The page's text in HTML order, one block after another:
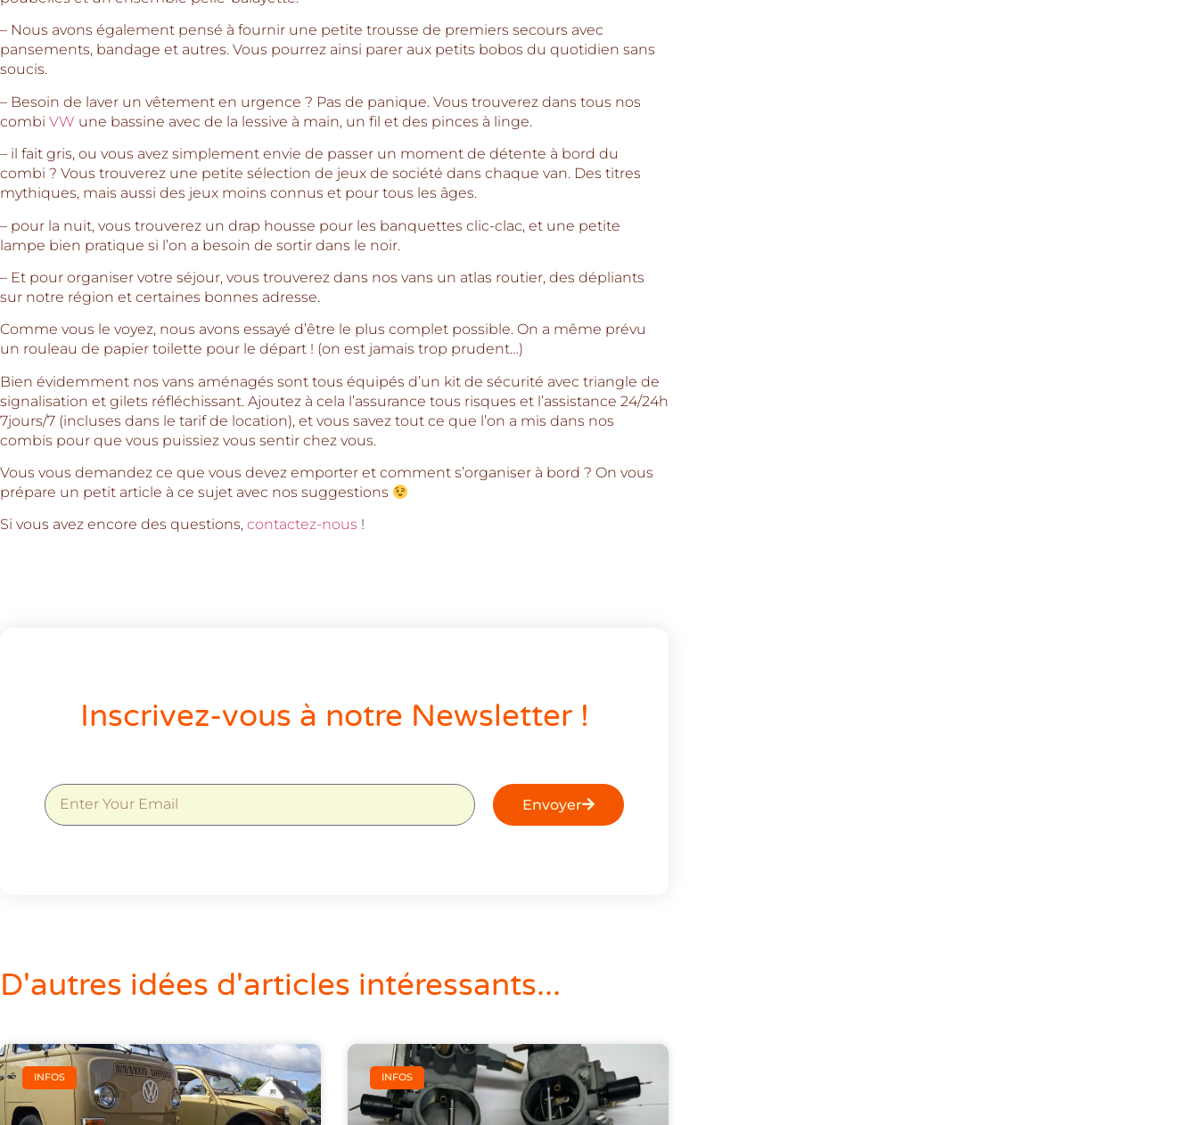
– Nous avons également pensé à fournir une petite trousse de premiers secours avec
pansements, bandage et autres. Vous pourrez ainsi parer aux petits bobos du quotidien sans
soucis.
– Besoin de laver un vêtement en urgence ? Pas de panique. Vous trouverez dans tous nos
combi VW une bassine avec de la lessive à main, un fil et des pinces à linge.
– il fait gris, ou vous avez simplement envie de passer un moment de détente à bord du
combi ? Vous trouverez une petite sélection de jeux de société dans chaque van. Des titres
mythiques, mais aussi des jeux moins connus et pour tous les âges.
– pour la nuit, vous trouverez un drap housse pour les banquettes clic-clac, et une petite
lampe bien pratique si l’on a besoin de sortir dans le noir.
– Et pour organiser votre séjour, vous trouverez dans nos vans un atlas routier, des dépliants
sur notre région et certaines bonnes adresse.
Comme vous le voyez, nous avons essayé d’être le plus complet possible. On a même prévu
un rouleau de papier toilette pour le départ ! (on est jamais trop prudent…)
Bien évidemment nos vans aménagés sont tous équipés d’un kit de sécurité avec triangle de
signalisation et gilets réfléchissant. Ajoutez à cela l’assurance tous risques et l’assistance 24/24h
7jours/7 (incluses dans le tarif de location), et vous savez tout ce que l’on a mis dans nos
combis pour que vous puissiez vous sentir chez vous.
Vous vous demandez ce que vous devez emporter et comment s’organiser à bord ? On vous
prépare un petit article à ce sujet avec nos suggestions
Si vous avez encore des questions, contactez-nous !
Inscrivez-vous à notre Newsletter !
Envoyer
D'autres idées d'articles intéressants...
INFOS INFOS